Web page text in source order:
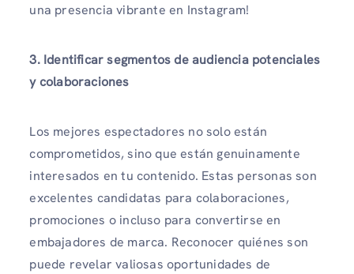
una presencia vibrante en Instagram!
3. Identificar segmentos de audiencia potenciales
y colaboraciones
Los mejores espectadores no solo están
comprometidos, sino que están genuinamente
interesados ​​en tu contenido. Estas personas son
excelentes candidatas para colaboraciones,
promociones o incluso para convertirse en
embajadores de marca. Reconocer quiénes son
puede revelar valiosas oportunidades de